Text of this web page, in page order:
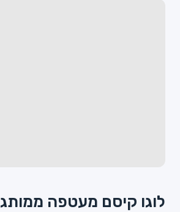
לוגו קיסם מעטפה ממותג